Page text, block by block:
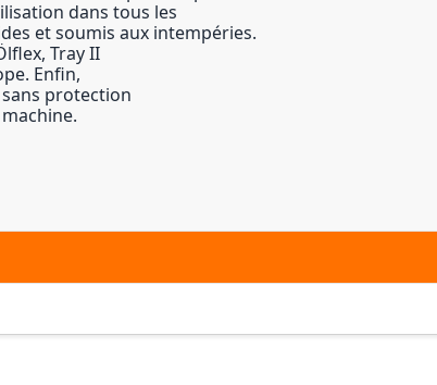
dans tous les
et soumis aux intempéries.
Tray II
Enfin,
protection